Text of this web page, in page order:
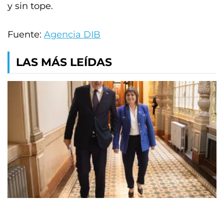
y sin tope.
Fuente: Agencia DIB
LAS MÁS LEÍDAS